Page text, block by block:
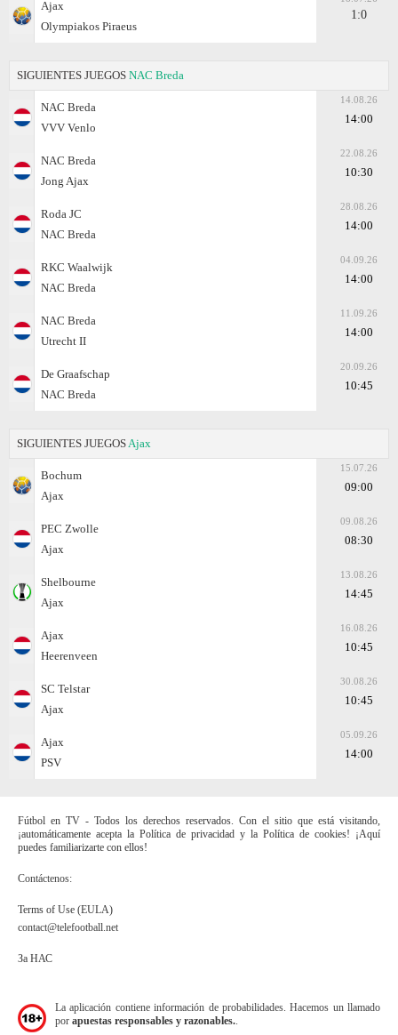
Ajax
Olympiakos Piraeus
1:0
SIGUIENTES JUEGOS NAC Breda
NAC Breda
VVV Venlo
14.08.26
14:00
NAC Breda
Jong Ajax
22.08.26
10:30
Roda JC
NAC Breda
28.08.26
14:00
RKC Waalwijk
NAC Breda
04.09.26
14:00
NAC Breda
Utrecht II
11.09.26
14:00
De Graafschap
NAC Breda
20.09.26
10:45
SIGUIENTES JUEGOS Ajax
Bochum
Ajax
15.07.26
09:00
PEC Zwolle
Ajax
09.08.26
08:30
Shelbourne
Ajax
13.08.26
14:45
Ajax
Heerenveen
16.08.26
10:45
SC Telstar
Ajax
30.08.26
10:45
Ajax
PSV
05.09.26
14:00
Fútbol en TV - Todos los derechos reservados. Con el sitio que está visitando,
¡automáticamente acepta la Política de privacidad y la Política de cookies! ¡Aquí
puedes familiarizarte con ellos!
Contáctenos:
Terms of Use (EULA)
contact@telefootball.net
За НАС
La aplicación contiene información de probabilidades. Hacemos un llamado
por apuestas responsables y razonables.